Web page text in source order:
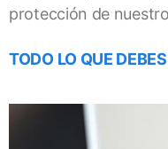
protección de
TODO LO QUE